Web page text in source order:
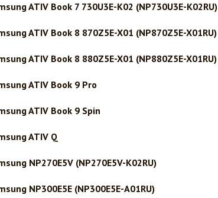
ATIV Book 7 730U3E-K02 (NP730U3E-K02RU)
ATIV Book 8 870Z5E-X01 (NP870Z5E-X01RU)
ATIV Book 8 880Z5E-X01 (NP880Z5E-X01RU)
ATIV Book 9 Pro
ATIV Book 9 Spin
ATIV Q
NP270E5V (NP270E5V-K02RU)
NP300E5E (NP300E5E-A01RU)